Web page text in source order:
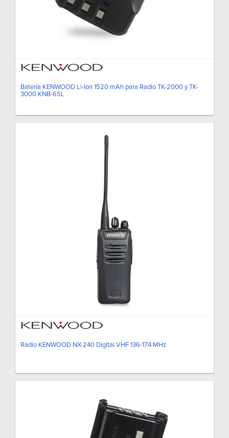
Batería KENWOOD Li-Ion 1520 mAh para Radio TK-2000 y TK-
3000 KNB-65L
Radio KENWOOD NX-240 Digital VHF 136-174 MHz